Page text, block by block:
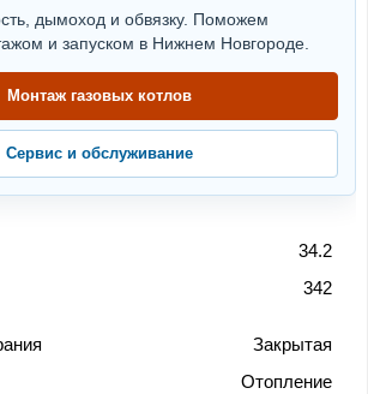
дымоход и обвязку. Поможем
и запуском в Нижнем Новгороде.
Монтаж газовых котлов
Сервис и обслуживание
34.2
342
Закрытая
Отопление